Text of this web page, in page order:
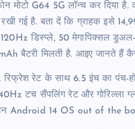
मोटो G64 5G लॉन्च कर दिया
गई है. बता दें कि ग्राहक इसे
डिस्प्ले, 50 मेगापिक्सल डुअल-
बैटरी मिलती है. आइए जानते
रेट के साथ 6.5 इंच का पंच-
टच सैंपलिंग रेट और गोरिल्ला
Android 14 OS out of the